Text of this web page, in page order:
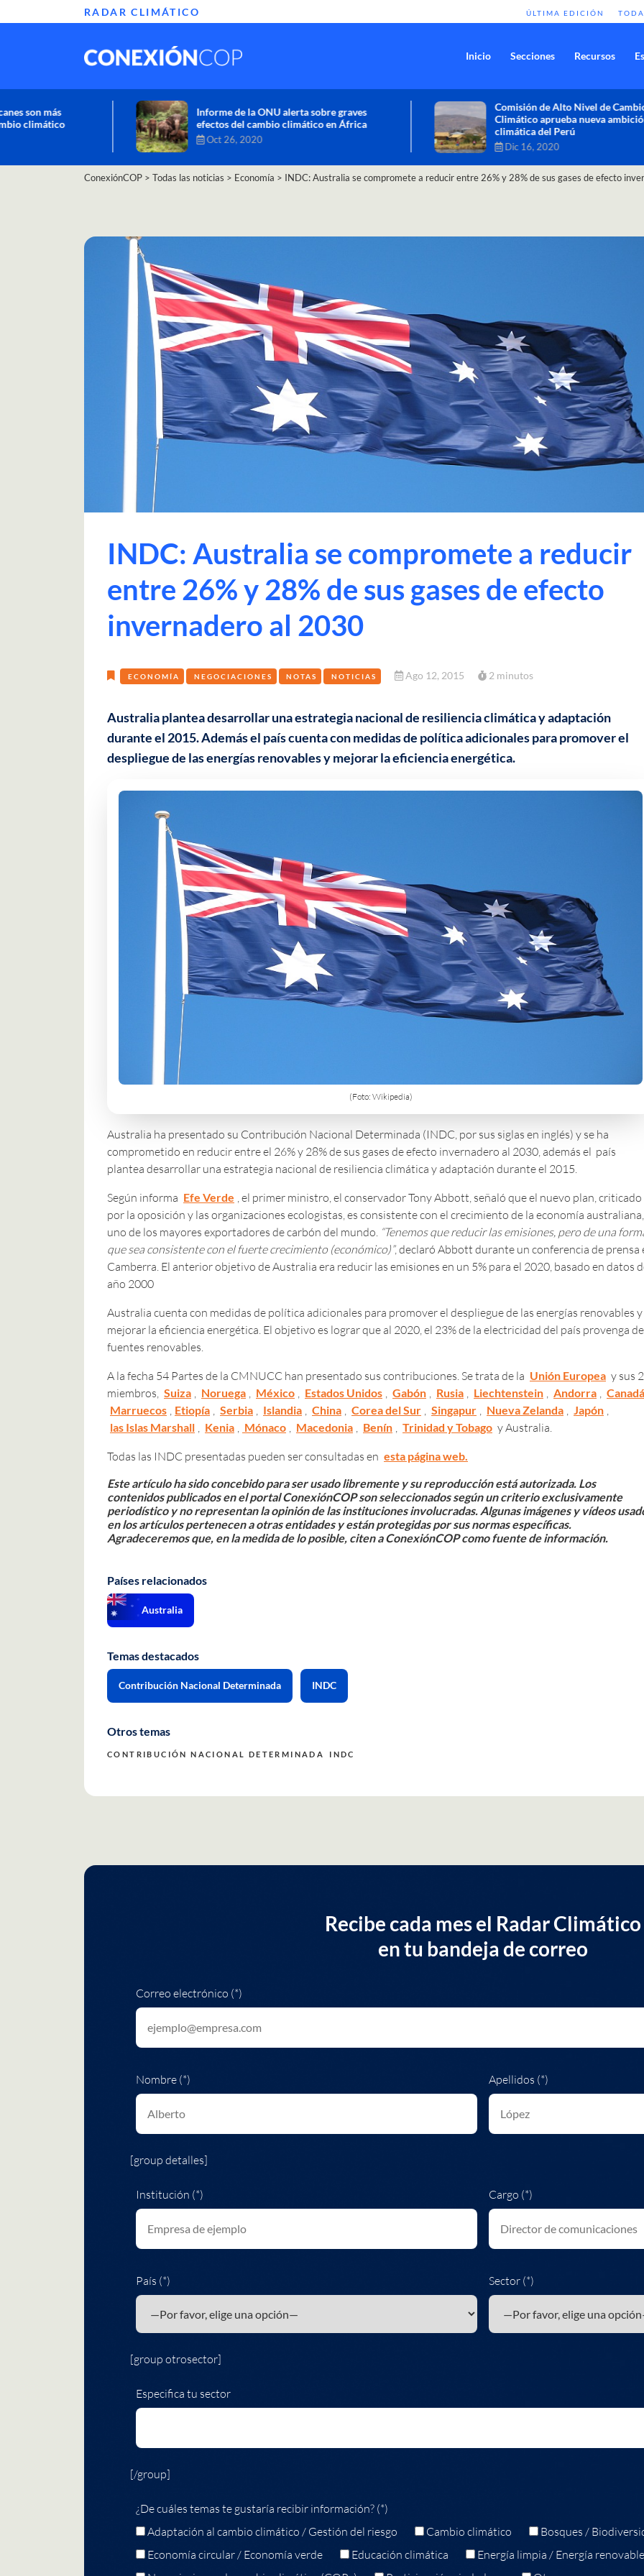
RADAR CLIMÁTICO ÚLTIMA EDICIÓN
Inicio Secciones Recursos
Informe de la ONU alerta sobre graves
efectos del cambio climático en África
Oct 26, 2020
Comisión de Alto Nivel de Cambio
Climático aprueba nueva ambición
climática del Perú
Dic 16, 2020
ConexiónCOP > Todas las noticias > Economía > INDC: Australia se compromete a reducir entre 26% y 28% de sus gases de efecto
INDC: Australia se compromete a reducir
entre 26% y 28% de sus gases de efecto
invernadero al 2030
ECONOMÍA NEGOCIACIONES NOTAS NOTICIAS Ago 12, 2015 2 minutos
Australia plantea desarrollar una estrategia nacional de resiliencia climática y adaptación
durante el 2015. Además el país cuenta con medidas de política adicionales para promover el
despliegue de las energías renovables y mejorar la eficiencia energética.
(Foto: Wikipedia)
Australia ha presentado su Contribución Nacional Determinada (INDC, por sus siglas en inglés) y se ha
comprometido en reducir entre el 26% y 28% de sus gases de efecto invernadero al 2030, además el país
plantea desarrollar una estrategia nacional de resiliencia climática y adaptación durante el 2015.
Según informa Efe Verde , el primer ministro, el conservador Tony Abbott, señaló que el nuevo plan, criticado
por la oposición y las organizaciones ecologistas, es consistente con el crecimiento de la economía australiana,
uno de los mayores exportadores de carbón del mundo. “Tenemos que reducir las emisiones, pero de una
que sea consistente con el fuerte crecimiento (económico)”, declaró Abbott durante un conferencia de prensa
Camberra. El anterior objetivo de Australia era reducir las emisiones en un 5% para el 2020, basado en datos
año 2000
Australia cuenta con medidas de política adicionales para promover el despliegue de las energías renovables y
mejorar la eficiencia energética. El objetivo es lograr que al 2020, el 23% de la electricidad del país provenga de
fuentes renovables.
A la fecha 54 Partes de la CMNUCC han presentado sus contribuciones. Se trata de la Unión Europea y sus
miembros, Suiza Noruega México Estados Unidos Gabón Rusia Liechtenstein Andorra Canadá
Marruecos Etiopía Serbia Islandia China Corea del Sur Singapur Nueva Zelanda Japón
las Islas Marshall Kenia Mónaco Macedonia Benín Trinidad y Tobago y Australia.
Todas las INDC presentadas pueden ser consultadas en esta página web.
Este artículo ha sido concebido para ser usado libremente y su reproducción está autorizada. Los
contenidos publicados en el portal ConexiónCOP son seleccionados según un criterio exclusivamente
periodístico y no representan la opinión de las instituciones involucradas. Algunas imágenes y vídeos
en los artículos pertenecen a otras entidades y están protegidas por sus normas específicas.
Agradeceremos que, en la medida de lo posible, citen a ConexiónCOP como fuente de información.
Países relacionados
Australia
Temas destacados
Contribución Nacional Determinada INDC
Otros temas
CONTRIBUCIÓN NACIONAL DETERMINADA INDC
Recibe cada mes el Radar Climático
en tu bandeja de correo
Correo electrónico (*)
Nombre (*) Apellidos (*)
[group detalles]
Institución (*) Cargo (*)
País (*) Sector (*)
[group otrosector]
Especifica tu sector
[/group]
¿De cuáles temas te gustaría recibir información? (*)
Adaptación al cambio climático / Gestión del riesgo
Cambio climático
Bosques /
Economía circular / Economía verde
Educación climática Energía limpia / Energía renovable